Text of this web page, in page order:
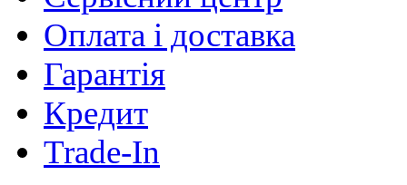
Оплата і доставка
Гарантія
Кредит
Trade-In